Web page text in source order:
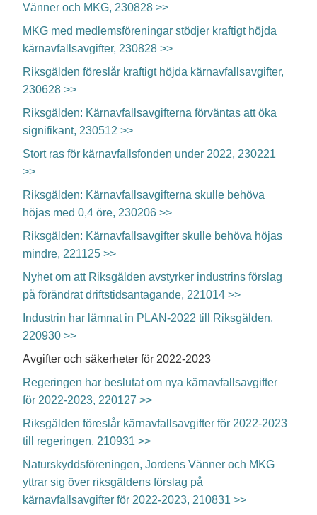
Vänner och MKG, 230828 >>
MKG med medlemsföreningar stödjer kraftigt höjda
kärnavfallsavgifter, 230828 >>
Riksgälden föreslår kraftigt höjda kärnavfallsavgifter,
230628 >>
Riksgälden: Kärnavfallsavgifterna förväntas att öka
signifikant, 230512 >>
Stort ras för kärnavfallsfonden under 2022, 230221
>>
Riksgälden: Kärnavfallsavgifterna skulle behöva
höjas med 0,4 öre, 230206 >>
Riksgälden: Kärnavfallsavgifter skulle behöva höjas
mindre, 221125 >>
Nyhet om att Riksgälden avstyrker industrins förslag
på förändrat driftstidsantagande, 221014 >>
Industrin har lämnat in PLAN-2022 till Riksgälden,
220930 >>
Avgifter och säkerheter för 2022-2023
Regeringen har beslutat om nya kärnavfallsavgifter
för 2022-2023, 220127 >>
Riksgälden föreslår kärnavfallsavgifter för 2022-2023
till regeringen, 210931 >>
Naturskyddsföreningen, Jordens Vänner och MKG
yttrar sig över riksgäldens förslag på
kärnavfallsavgifter för 2022-2023, 210831 >>